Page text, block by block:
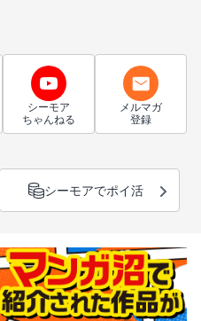
シーモア
ちゃんねる
メルマガ
登録
シーモアでポイ活